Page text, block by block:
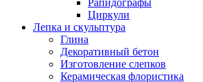
Рапидографы
Циркули
Лепка и скульптура
Глина
Декоративный бетон
Изготовление слепков
Керамическая флористика